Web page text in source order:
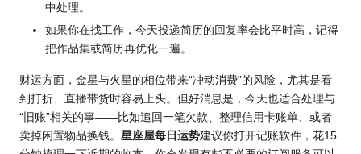
中处理。
如果你在找工作，今天投递简历的回复率会比平时高，记得
把作品集或简历再优化一遍。
财运方面，金星与火星的相位带来“冲动消费”的风险，尤其是看
到打折、直播带货时容易上头。但好消息是，今天也适合处理与
“旧账”相关的事——比如追回一笔欠款、整理信用卡账单、或者
卖掉闲置物品换钱。 星座屋每日运势建议你打开记账软件，花15